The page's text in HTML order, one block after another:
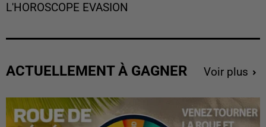
L'HOROSCOPE EVASION
ACTUELLEMENT À GAGNER Voir plus